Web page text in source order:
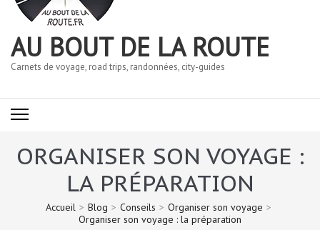
AU BOUT DE LA ROUTE
Carnets de voyage, road trips, randonnées, city-guides
ORGANISER SON VOYAGE :
LA PRÉPARATION
Accueil > Blog > Conseils > Organiser son voyage >
Organiser son voyage : la préparation